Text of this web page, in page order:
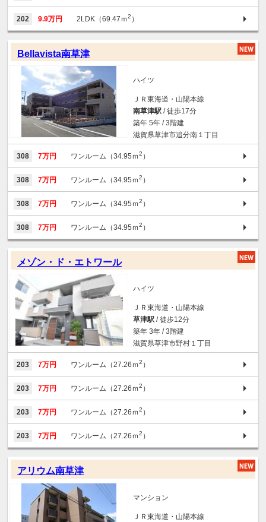
202 9.9万円 2LDK（69.47ｍ2 ）
Bellavista南草津
ハイツ
ＪＲ東海道・山陽本線
南草津駅 / 徒歩17分
築年 5年 / 3階建
滋賀県草津市追分南１丁目
308 7万円 ワンルーム（34.95ｍ2 ）
308 7万円 ワンルーム（34.95ｍ2 ）
308 7万円 ワンルーム（34.95ｍ2 ）
308 7万円 ワンルーム（34.95ｍ2 ）
メゾン・ド・エトワール
ハイツ
ＪＲ東海道・山陽本線
草津駅 / 徒歩12分
築年 3年 / 3階建
滋賀県草津市野村１丁目
203 7万円 ワンルーム（27.26ｍ2 ）
203 7万円 ワンルーム（27.26ｍ2 ）
203 7万円 ワンルーム（27.26ｍ2 ）
203 7万円 ワンルーム（27.26ｍ2 ）
アリウム南草津
マンション
ＪＲ東海道・山陽本線